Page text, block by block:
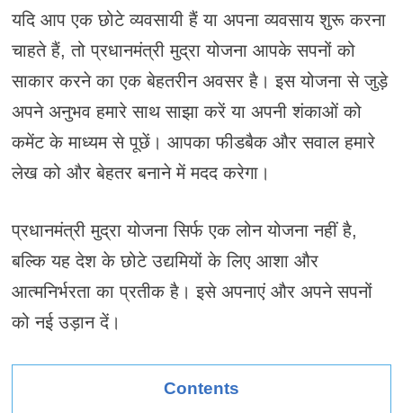
यदि आप एक छोटे व्यवसायी हैं या अपना व्यवसाय शुरू करना
चाहते हैं, तो प्रधानमंत्री मुद्रा योजना आपके सपनों को
साकार करने का एक बेहतरीन अवसर है। इस योजना से जुड़े
अपने अनुभव हमारे साथ साझा करें या अपनी शंकाओं को
कमेंट के माध्यम से पूछें। आपका फीडबैक और सवाल हमारे
लेख को और बेहतर बनाने में मदद करेगा।
प्रधानमंत्री मुद्रा योजना सिर्फ एक लोन योजना नहीं है,
बल्कि यह देश के छोटे उद्यमियों के लिए आशा और
आत्मनिर्भरता का प्रतीक है। इसे अपनाएं और अपने सपनों
को नई उड़ान दें।
Contents